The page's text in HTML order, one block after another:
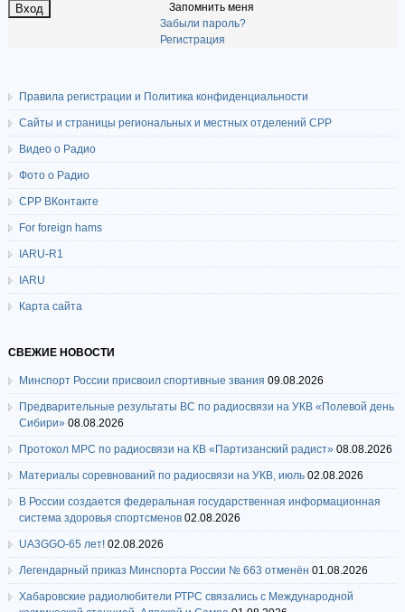
Запомнить меня
Забыли пароль?
Регистрация
Правила регистрации и Политика конфиденциальности
Сайты и страницы региональных и местных отделений СРР
Видео о Радио
Фото о Радио
СРР ВКонтакте
For foreign hams
IARU-R1
IARU
Карта сайта
СВЕЖИЕ НОВОСТИ
Минспорт России присвоил спортивные звания 09.08.2026
Предварительные результаты ВС по радиосвязи на УКВ «Полевой день
Сибири» 08.08.2026
Протокол МРС по радиосвязи на КВ «Партизанский радист» 08.08.2026
Материалы соревнований по радиосвязи на УКВ, июль 02.08.2026
В России создается федеральная государственная информационная
система здоровья спортсменов 02.08.2026
UA3GGO-65 лет! 02.08.2026
Легендарный приказ Минспорта России № 663 отменён 01.08.2026
Хабаровские радиолюбители РТРС связались с Международной